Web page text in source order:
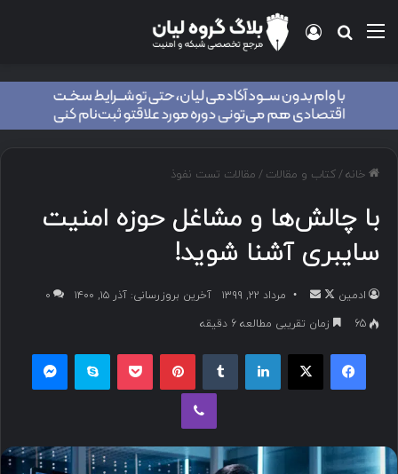
خانه/کتاب و مقالات / مقالات تست نفوذ
با چالش‌ها و مشاغل حوزه امنیت
سایبری آشنا شوید!
ادمین مرداد ۲۲, ۱۳۹۹ آخرین بروزرسانی: آذر ۱۵, ۱۴۰۰
۰
65
زمان تقریبی مطالعه 6 دقیقه